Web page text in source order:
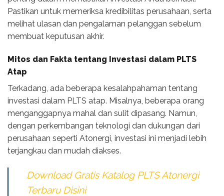
Pastikan untuk memeriksa kredibilitas perusahaan, serta
melihat ulasan dan pengalaman pelanggan sebelum
membuat keputusan akhir.
Mitos dan Fakta tentang Investasi dalam PLTS
Atap
Terkadang, ada beberapa kesalahpahaman tentang
investasi dalam PLTS atap. Misalnya, beberapa orang
menganggapnya mahal dan sulit dipasang. Namun,
dengan perkembangan teknologi dan dukungan dari
perusahaan seperti Atonergi, investasi ini menjadi lebih
terjangkau dan mudah diakses.
Download Gratis Katalog PLTS Atonergi
Terbaru Disini